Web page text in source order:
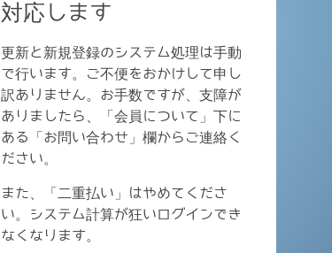
対応します
更新と新規登録のシステム処理は手動
で行います。ご不便をおかけして申し
訳ありません。お手数ですが、支障が
ありましたら、「会員について」下に
ある「お問い合わせ」欄からご連絡く
ださい。
また、「二重払い」はやめてくださ
い。システム計算が狂いログインでき
なくなります。